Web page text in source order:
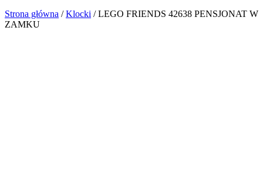
Strona główna /Klocki / LEGO FRIENDS 42638 PENSJONAT W
ZAMKU